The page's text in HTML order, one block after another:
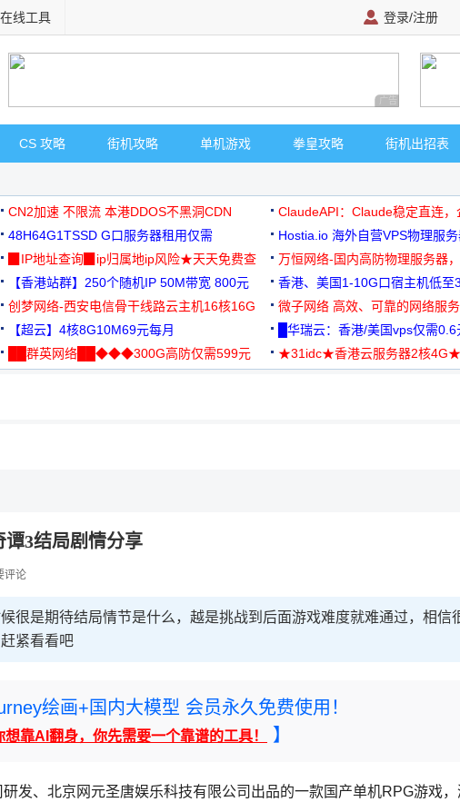
在线工具 登录/注册
广告 商业广告，理
CS 攻略 街机攻略 单机游戏 拳皇攻略 街机出招表
CN2加速 不限流 本港DDOS不黑洞CDN ClaudeAPI：Claude稳定直连，
48H64G1TSSD G口服务器租用仅需
3000+可免费测试
Hostia.io 海外自营VPS物理服
▉IP地址查询▉ip归属地ip风险★天天免费查
万恒网络-国内高防物理服务器
99元/月起
【香港站群】250个随机IP 50M带宽 800元 香港、美国1-10G口宿主机低至
创梦网络-西安电信骨干线路云主机16核16G
88元/月
微子网络 高效、可靠的网络服
【超云】4核8G10M69元每月 █华瑞云：香港/美国vps仅需0.6
██群英网络██◆◆◆300G高防仅需599元
★31idc★香港云服务器2核
谭3结局剧情分享
评论
很是期待结局情节是什么，越是挑战到后面游戏难度就难通过，相信
紧看看吧
绘画+国内大模型 会员永久免费使用！
想靠AI翻身，你先需要一个靠谱的工具！ 】
发、北京网元圣唐娱乐科技有限公司出品的一款国产单机RPG游戏，